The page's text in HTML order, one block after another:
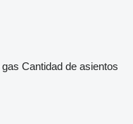
gas Cantidad de asientos